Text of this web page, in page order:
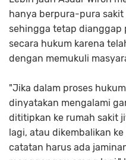
hanya berpura-pura
sehingga tetap
secara hukum karena
dengan memukuli
"Jika dalam proses
dinyatakan mengalami
dititipkan ke rumah sakit
lagi, atau dikembalikan
catatan harus ada